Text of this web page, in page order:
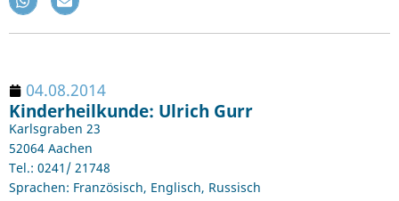
04.08.2014
Kinderheilkunde: Ulrich Gurr
Karlsgraben 23
52064 Aachen
Tel.: 0241/ 21748
Sprachen: Französisch, Englisch, Russisch